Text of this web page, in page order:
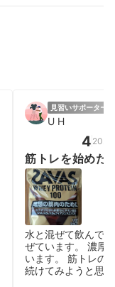
見習いサポーター
U H
4
筋トレを始めた
水と混ぜて飲んで
ぜています。 濃厚
います。 筋トレの
続けてみようと思